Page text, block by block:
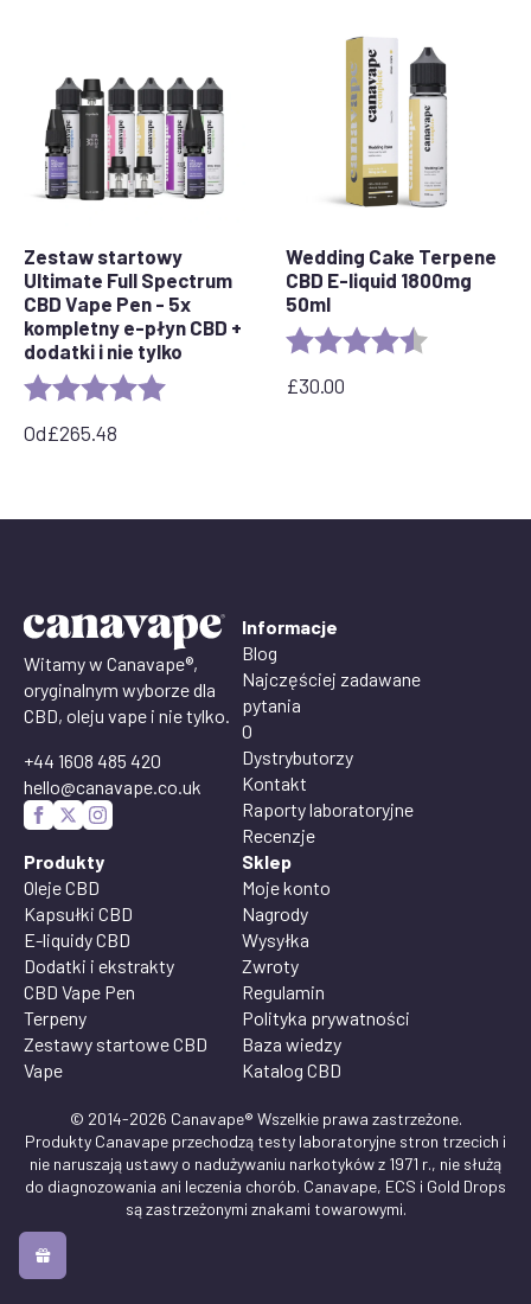
Zestaw startowy
Ultimate Full Spectrum
CBD Vape Pen - 5x
kompletny e-płyn CBD +
dodatki i nie tylko
Rating: 5.0 out of 5 stars
Od£265.48
Wedding Cake Terpene
CBD E-liquid 1800mg
50ml
Rating: 4.8 out of 5
£30.00
Witamy w Canavape®,
oryginalnym wyborze dla
CBD, oleju vape i nie tylko.
+44 1608 485 420
hello@canavape.co.uk
Informacje
Blog
Najczęściej zadawane
pytania
O
Dystrybutorzy
Kontakt
Raporty laboratoryjne
Recenzje
Produkty
Oleje CBD
Kapsułki CBD
E-liquidy CBD
Dodatki i ekstrakty
CBD Vape Pen
Terpeny
Zestawy startowe CBD
Vape
Sklep
Moje konto
Nagrody
Wysyłka
Zwroty
Regulamin
Polityka prywatności
Baza wiedzy
Katalog CBD
© 2014-2026 Canavape® Wszelkie prawa zastrzeżone.
Produkty Canavape przechodzą testy laboratoryjne stron trzecich i
nie naruszają ustawy o nadużywaniu narkotyków z 1971 r., nie służą
do diagnozowania ani leczenia chorób. Canavape, ECS i Gold Drops
są zastrzeżonymi znakami towarowymi.